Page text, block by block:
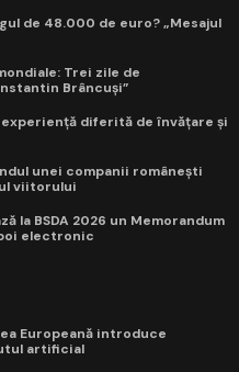
de 48.000 de euro? „Mesajul
Trei zile de
Brâncuși”
experiență diferită de învățare și
unei companii românești
viitorului
la BSDA 2026 un Memorandum
electronic
Europeană introduce
artificial